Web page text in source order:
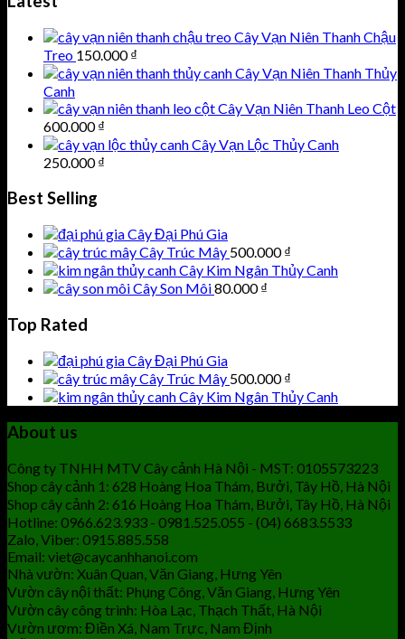
Cây Vạn Niên Thanh Chậu
Treo 150.000₫
Cây Vạn Niên Thanh Thủy
Canh
Cây Vạn Niên Thanh Leo Cột
600.000₫
Cây Vạn Lộc Thủy Canh
250.000₫
Best Selling
Cây Đại Phú Gia
Cây Trúc Mây 500.000₫
Cây Kim Ngân Thủy Canh
Cây Son Môi80.000₫
Top Rated
Cây Đại Phú Gia
Cây Trúc Mây 500.000₫
Cây Kim Ngân Thủy Canh
About us
Công ty TNHH MTV Cây cảnh Hà Nội - MST: 0105573223
Shop cây cảnh 1: 628 Hoàng Hoa Thám, Bưởi, Tây Hồ, Hà Nội
Shop cây cảnh 2: 616 Hoàng Hoa Thám, Bưởi, Tây Hồ, Hà Nội
Hotline: 0966.623.933 - 0981.525.055 - (04) 6683.5533
Zalo, Viber: 0915.885.558
Email: viet@caycanhhanoi.com
Nhà vườn: Xuân Quan, Văn Giang, Hưng Yên
Vườn cây nội thất: Phụng Công, Văn Giang, Hưng Yên
Vườn cây công trình: Hòa Lạc, Thạch Thất, Hà Nội
Vườn ươm: Điền Xá, Nam Trực, Nam Định